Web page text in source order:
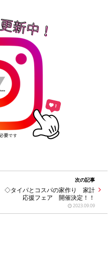
次の記事
◇タイパとコスパの家作り 家計
応援フェア 開催決定！！
2023.09.09